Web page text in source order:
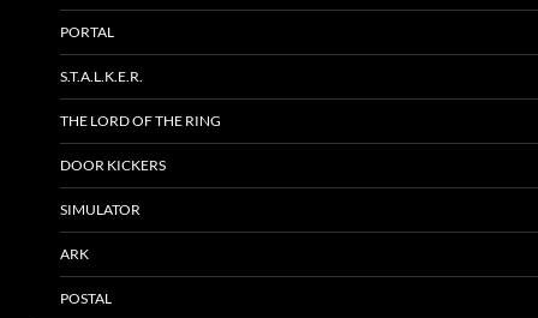
PORTAL
S.T.A.L.K.E.R.
THE LORD OF THE RING
DOOR KICKERS
SIMULATOR
ARK
POSTAL